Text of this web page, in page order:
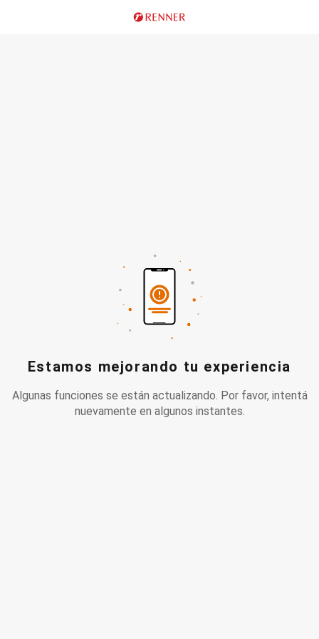
Estamos mejorando tu experiencia
Algunas funciones se están actualizando. Por favor, intentá
nuevamente en algunos instantes.